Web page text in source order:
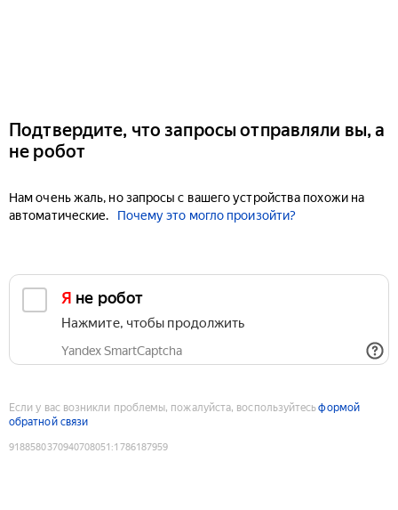
Подтвердите, что запросы отправляли вы, а
не робот
Нам очень жаль, но запросы с вашего устройства похожи на
автоматические.
Почему это могло произойти?
Я не робот
Нажмите, чтобы продолжить
Yandex SmartCaptcha
Если у вас возникли проблемы, пожалуйста, воспользуйтесьформой
обратной связи
9188580370940708051 :1786187959